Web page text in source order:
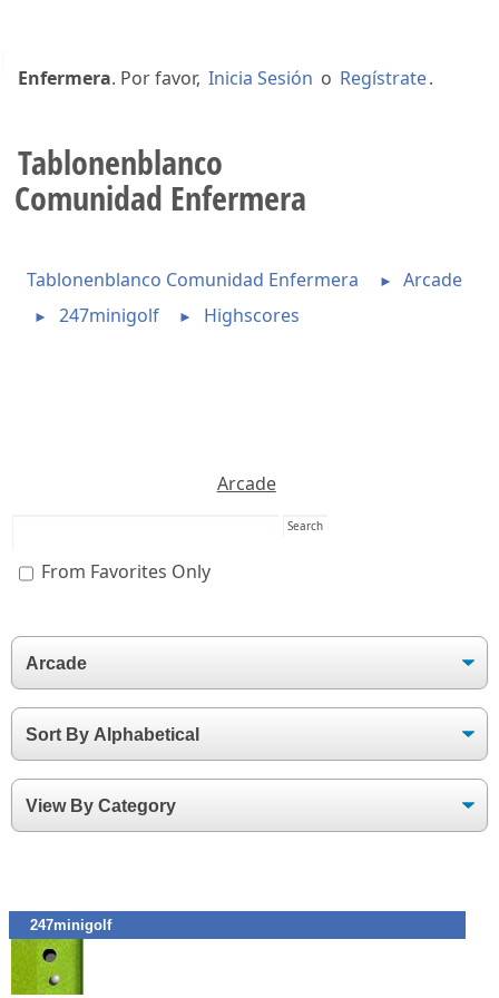
Enfermera. Por favor, Inicia Sesión o Regístrate.
Tablonenblanco
Comunidad Enfermera
Tablonenblanco Comunidad Enfermera ► Arcade
► 247minigolf ► Highscores
Arcade
From Favorites Only
247minigolf